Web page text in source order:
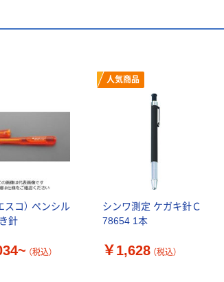
スコ） ペンシル
針
（税込）
人気商品
シンワ測定 ケガキ針Ｃ
78654 1本
￥1,628 （税込）